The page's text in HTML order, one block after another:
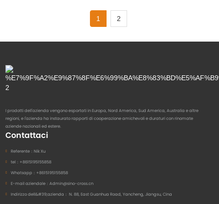
1 2
I prodotti dell'azienda vengono esportati in Europa, Nord America, Sud America, Australia e altre
regioni, e l'azienda ha instaurato rapporti di cooperazione amichevoli e duraturi con rinomate
aziende nazionali ed estere.
Contattaci
Referente： Nik Xu
tel： +8615195155858
Whatsapp： +8615195155858
E-mail aziendale： Admin@sino-cross.cn
Indirizzo dell&#39;azienda： N. 88, East Guanhua Road, Yancheng, Jiangsu, Cina